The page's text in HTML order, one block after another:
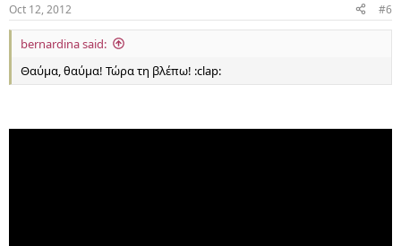
Oct 12, 2012 #6
bernardina said:
Θαύμα, θαύμα! Τώρα τη βλέπω! :clap: